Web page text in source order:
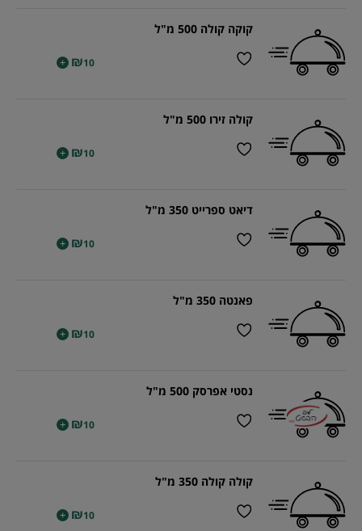
קוקה קולה 500 מ"ל
₪10
+
קולה זירו 500 מ"ל
₪10
+
דיאט ספרייט 350 מ"ל
₪10
+
פאנטה 350 מ"ל
₪10
+
נסטי אפרסק 500 מ"ל
₪10
+
קולה קולה 350 מ"ל
₪10
+